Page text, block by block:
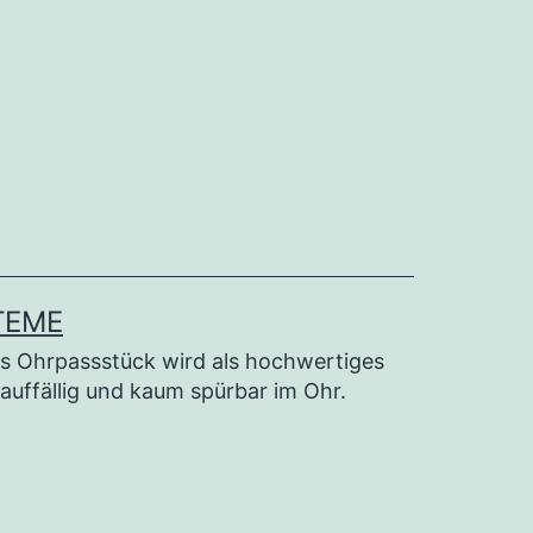
Ohrpassstück wird als hochwertiges
und kaum spürbar im Ohr.